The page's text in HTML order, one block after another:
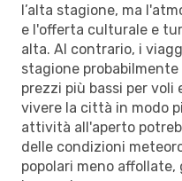
l’alta stagione, ma
e l'offerta culturale e
alta. Al contrario, i
stagione
prezzi più bassi per voli
vivere la città in modo
attività all'aperto
delle condizioni
popolari meno